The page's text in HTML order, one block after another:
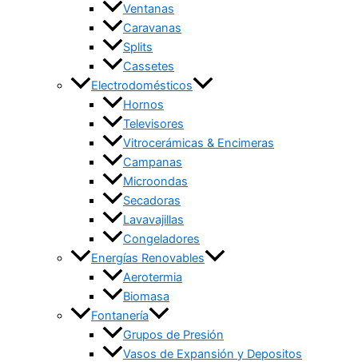
Ventanas
Caravanas
Splits
Cassetes
Electrodomésticos
Hornos
Televisores
Vitrocerámicas & Encimeras
Campanas
Microondas
Secadoras
Lavavajillas
Congeladores
Energías Renovables
Aerotermia
Biomasa
Fontanería
Grupos de Presión
Vasos de Expansión y Depositos